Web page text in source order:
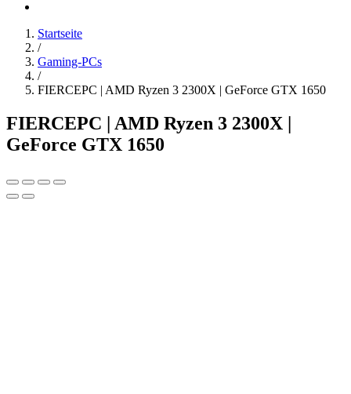
Startseite
/
Gaming-PCs
/
FIERCEPC | AMD Ryzen 3 2300X | GeForce GTX 1650
FIERCEPC | AMD Ryzen 3 2300X |
GeForce GTX 1650